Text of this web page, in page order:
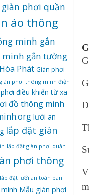
giàn phơi quần
áo thông
minh gắn
gắn tường
Phát Giàn phơi
phơi thông minh điện
điều khiển từ xa
đồ thông minh
lưới an
lắp đặt giàn
lắp đặt giàn phơi quần
phơi thông
lắp đặt lưới an toàn ban
Mẫu giàn phơi